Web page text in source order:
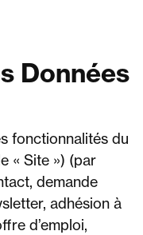
Données
fonctionnalités du
« Site ») (par
demande
adhésion à
d’emploi,